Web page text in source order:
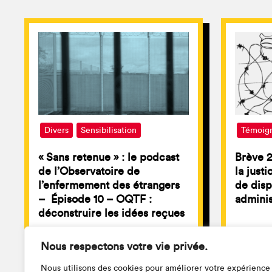
Nous respectons votre vie privée.
Nous utilisons des cookies pour améliorer votre expérience
Divers Sensibilisation
« Sans retenue » : le podcast
de l’Observatoire de
l’enfermement des étrangers
– Épisode 10 – OQTF :
déconstruire les idées reçues
Brève
la
de